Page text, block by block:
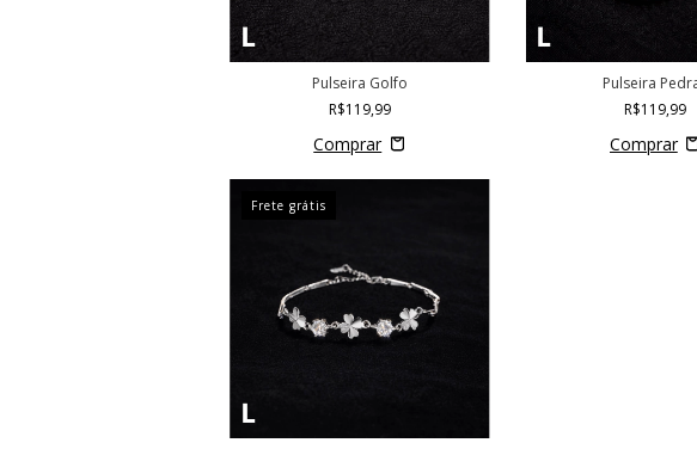
Pulseira Golfo
R$119,99
Pulseira
R$119,99
Frete grátis